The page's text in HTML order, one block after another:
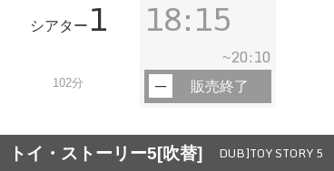
シアター 1
102分
18:15
~20:10
販売終了
トイ・ストーリー5[吹替] DUB]TOY STORY 5